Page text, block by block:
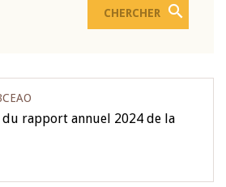
rapport annuel 2024 de la